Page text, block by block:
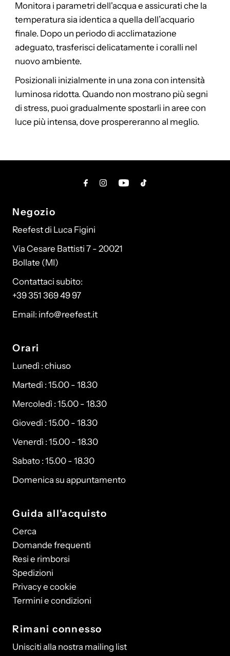
Monitora i parametri dell'acqua e assicurati che la
temperatura sia identica a quella dell’acquario
finale. Dopo un periodo di acclimatazione
adeguato, trasferisci delicatamente i coralli nel
nuovo ambiente.
Posizionali inizialmente in una zona con intensità
luminosa ridotta. Quando non mostrano più segni
di stress, puoi gradualmente spostarli in aree con
luce più intensa, dove prospereranno al meglio.
Negozio
Reefest di Luca Figini
Via Cesare Battisti 7 - 20021
Bollate (MI)
Contattaci subito:
+39 351 369 49 97
Email: info@reefest.it
Orari
Lunedì : chiuso
Martedì : 15.00 - 18.30
Mercoledì : 15.00 - 18.30
Giovedì : 15.00 - 18.30
Venerdì : 15.00 - 18.30
Sabato : 15.00 - 18.30
Domenica su appuntamento
Guida all'acquisto
Cerca
Domande frequenti
Resi e rimborsi
Spedizioni
Privacy e cookie
Termini e condizioni
Rimani connesso
Unisciti alla nostra mailing list